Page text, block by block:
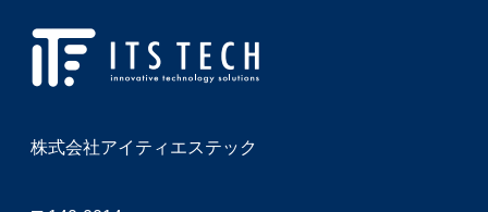
株式会社アイティエステック